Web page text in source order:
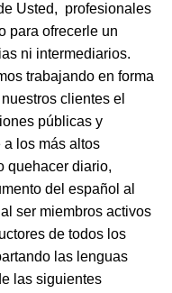
Usted, profesionales
para ofrecerle un
ni intermediarios.
trabajando en forma
clientes el
públicas y
a los más altos
quehacer diario,
del español al
ser miembros activos
de todos los
las lenguas
las siguientes